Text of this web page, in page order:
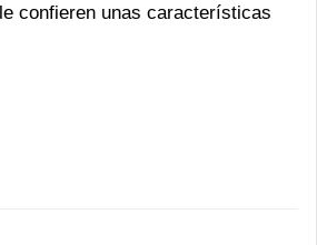
confieren unas características